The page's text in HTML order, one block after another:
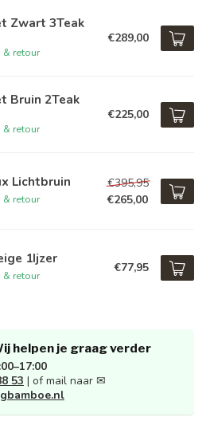
Zwart 3Teak
& retour
€289,00
Bruin 2Teak
& retour
€225,00
Lichtbruin
& retour
€395,95
€265,00
1Ijzer
& retour
€77,95
helpen je graag verder
53 | of mail naar ✉